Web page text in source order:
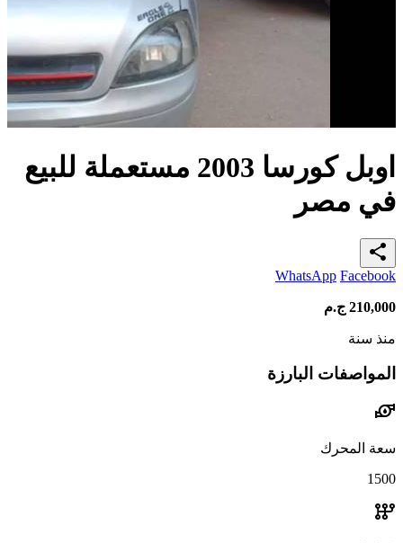
اوبل كورسا 2003 مستعملة للبيع
في مصر
share
WhatsApp Facebook
210,000 ج.م
منذ سنة
المواصفات البارزة
water_pump
سعة المحرك
1500
auto_transmission